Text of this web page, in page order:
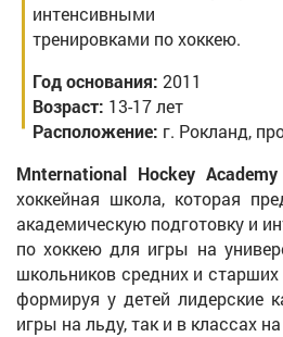
интенсивными
тренировками по хоккею.
Год основания: 2011
Возраст: 13-17 лет
Расположение: г. Рокланд,
Мnternational Hockey
хоккейная школа, которая
академическую подготовку и
по хоккею для игры на
школьников средних и
формируя у детей лидерские
игры на льду, так и в классах